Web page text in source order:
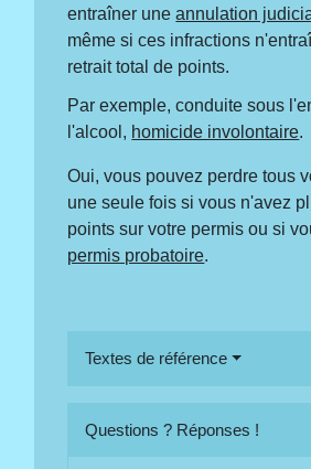
entraîner uneannulation
même si ces infractions
retrait total de points.
Par exemple, conduite sous
l'alcool, homicide involontaire.
Oui, vous pouvez perdre tous
une seule fois si vous n'avez
points sur votre permis ou si
permis probatoire.
Textes de référence
Questions ? Réponses !